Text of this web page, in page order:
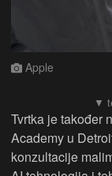
Apple
Tvrtka je također
Academy u
konzultacije